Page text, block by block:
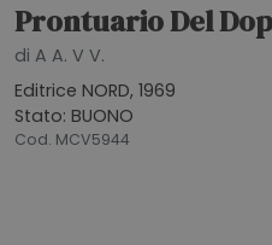
Prontuario Del
di A A. V V.
Editrice NORD, 1969
Stato: BUONO
Cod. MCV5944